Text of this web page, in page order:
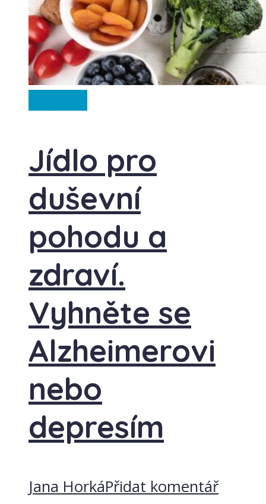
Jídlo pro
duševní
pohodu a
zdraví.
Vyhněte se
Alzheimerovi
nebo
depresím
Jana HorkáPřidat komentář